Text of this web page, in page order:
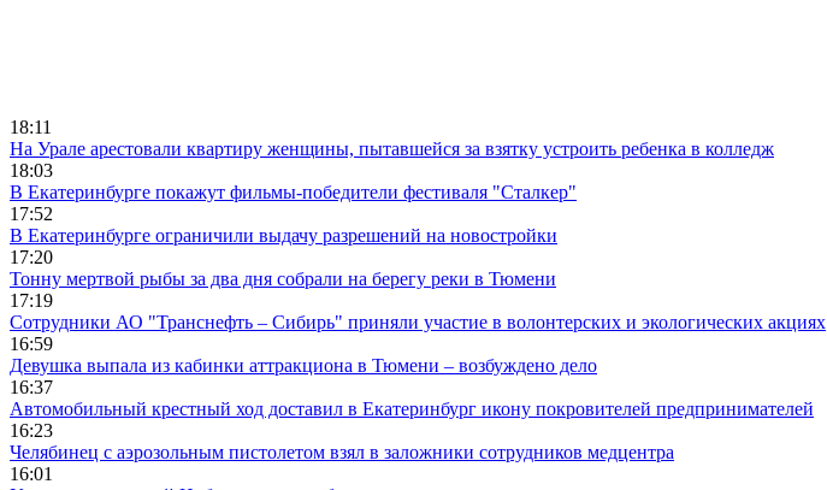
18:11
На Урале арестовали квартиру женщины, пытавшейся за взятку устроить ребенка в колледж
18:03
В Екатеринбурге покажут фильмы-победители фестиваля "Сталкер"
17:52
В Екатеринбурге ограничили выдачу разрешений на новостройки
17:20
Тонну мертвой рыбы за два дня собрали на берегу реки в Тюмени
17:19
Сотрудники АО "Транснефть – Сибирь" приняли участие в волонтерских и экологических акциях
16:59
Девушка выпала из кабинки аттракциона в Тюмени – возбуждено дело
16:37
Автомобильный крестный ход доставил в Екатеринбург икону покровителей предпринимателей
16:23
Челябинец с аэрозольным пистолетом взял в заложники сотрудников медцентра
16:01